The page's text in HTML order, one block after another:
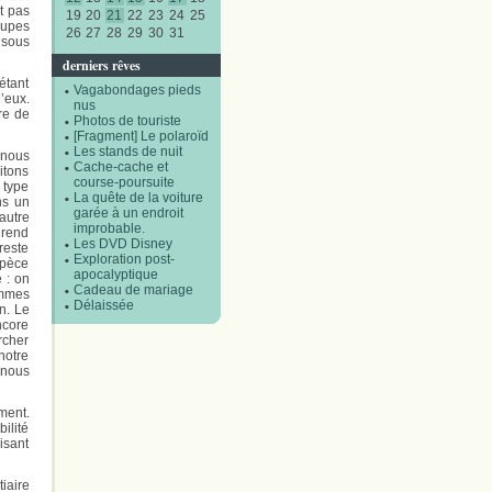
19 20 21 22 23 24 25
26 27 28 29 30 31
derniers rêves
Vagabondages pieds
nus
Photos de touriste
[Fragment] Le polaroïd
Les stands de nuit
Cache-cache et
course-poursuite
La quête de la voiture
garée à un endroit
improbable.
Les DVD Disney
Exploration post-
apocalyptique
Cadeau de mariage
Délaissée
pas
de
un
: on
Le